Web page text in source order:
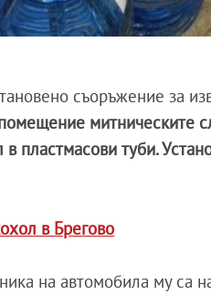
съоръжение за
митническите
пластмасови туби.
в Брегово
на автомобила му са